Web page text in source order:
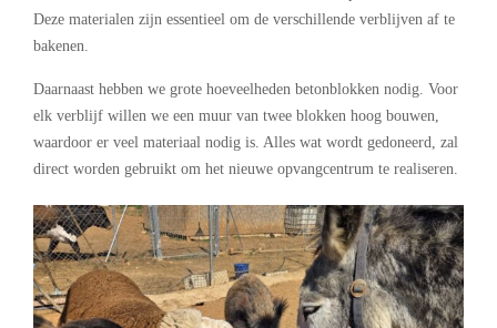
Deze materialen zijn essentieel om de verschillende verblijven af te
bakenen.
Daarnaast hebben we grote hoeveelheden betonblokken nodig. Voor
elk verblijf willen we een muur van twee blokken hoog bouwen,
waardoor er veel materiaal nodig is. Alles wat wordt gedoneerd, zal
direct worden gebruikt om het nieuwe opvangcentrum te realiseren.